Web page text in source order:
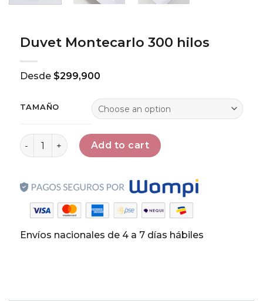
Duvet Montecarlo 300 hilos
Desde $299,900
TAMAÑO
Duvet Montecarlo 300 hilos quantity
Add to cart
Envíos nacionales de 4 a 7 días hábiles